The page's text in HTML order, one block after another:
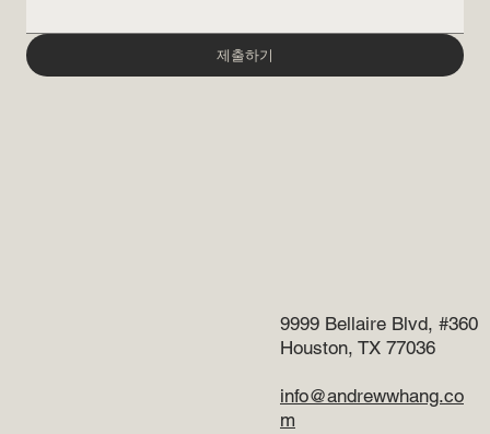
제출하기
9999 Bellaire Blvd, #360
Houston, TX 77036
info@andrewwhang.co
m